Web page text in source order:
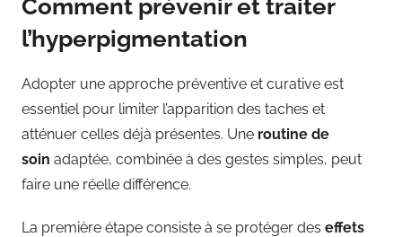
Comment prévenir et traiter
l’hyperpigmentation
Adopter une approche préventive et curative est
essentiel pour limiter l’apparition des taches et
atténuer celles déjà présentes. Une routine de
soin adaptée, combinée à des gestes simples, peut
faire une réelle différence.
La première étape consiste à se protéger des effets